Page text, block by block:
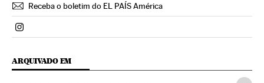
Receba o boletim do EL PAÍS América
Politica El País Brasil en Instagram
ARQUIVADO EM